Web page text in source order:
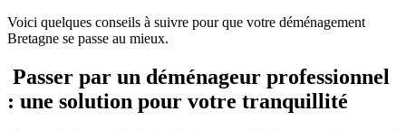
Voici quelques conseils à suivre pour que votre déménagement
Bretagne se passe au mieux.
Passer par un déménageur professionnel
: une solution pour votre tranquillité